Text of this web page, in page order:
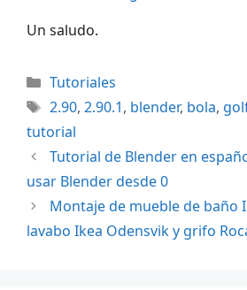
Un saludo.
Categorías
Tutoriales
Etiquetas
2.90, 2.90.1, blender, bola,
tutorial
Tutorial de Blender en
usar Blender desde 0
Montaje de mueble de baño
lavabo Ikea Odensvik y grifo